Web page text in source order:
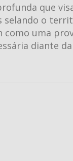
que
selando o
uma
diante